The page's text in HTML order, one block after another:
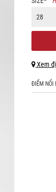
28
Xem
ĐIỂM NỔI